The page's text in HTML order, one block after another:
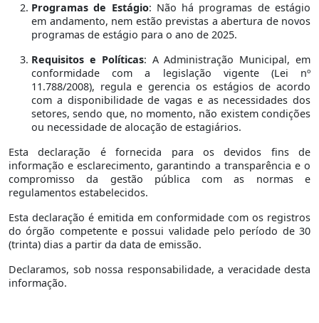
Programas de Estágio: Não há programas de estágio
em andamento, nem estão previstas a abertura de novos
programas de estágio para o ano de 2025.
Requisitos e Políticas: A Administração Municipal, em
conformidade com a legislação vigente (Lei nº
11.788/2008), regula e gerencia os estágios de acordo
com a disponibilidade de vagas e as necessidades dos
setores, sendo que, no momento, não existem condições
ou necessidade de alocação de estagiários.
Esta declaração é fornecida para os devidos fins de
informação e esclarecimento, garantindo a transparência e o
compromisso da gestão pública com as normas e
regulamentos estabelecidos.
Esta declaração é emitida em conformidade com os registros
do órgão competente e possui validade pelo período de 30
(trinta) dias a partir da data de emissão.
Declaramos, sob nossa responsabilidade, a veracidade desta
informação.